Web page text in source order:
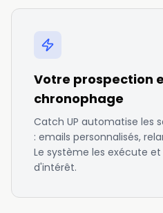
Votre prospection
chronophage
Catch UP automatise les
: emails personnalisés,
Le système les exécute
d'intérêt.